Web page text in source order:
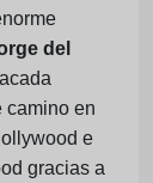
del
camino en
e
gracias a